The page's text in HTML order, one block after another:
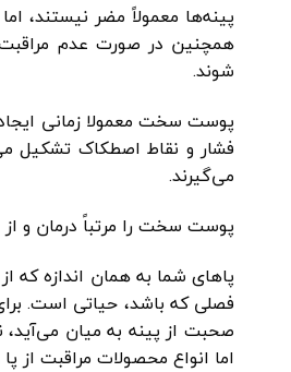
پینه‌ها معمولاً مضر نیستند،
همچنین در صورت عدم
شوند.
پوست سخت معمولا زمانی
فشار و نقاط اصطکاک تشکیل
می‌گیرند.
پوست سخت را مرتباً درمان و از
پاهای شما به همان اندازه که
فصلی که باشد، حیاتی است.
صحبت از پینه به میان
اما انواع محصولات مراقبت از